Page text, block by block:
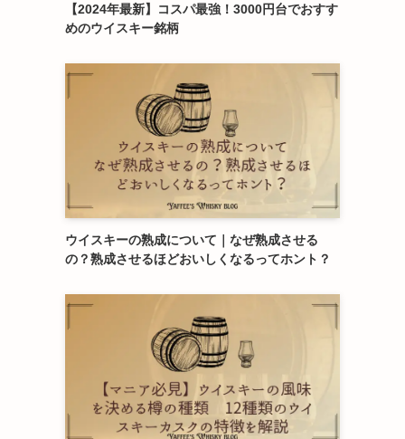
【2024年最新】コスパ最強！3000円台でおすす
めのウイスキー銘柄
ウイスキーの熟成について｜なぜ熟成させる
の？熟成させるほどおいしくなるってホント？